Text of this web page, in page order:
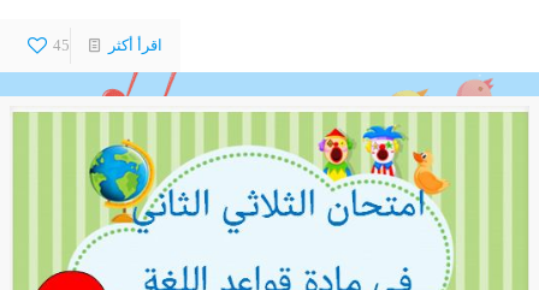
45 اقرأ أكثر